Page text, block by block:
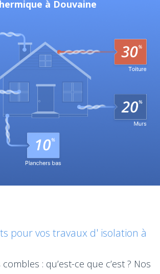
à Douvaine
pour vos travaux d' isolation à
: qu’est-ce que c’est ? Nos